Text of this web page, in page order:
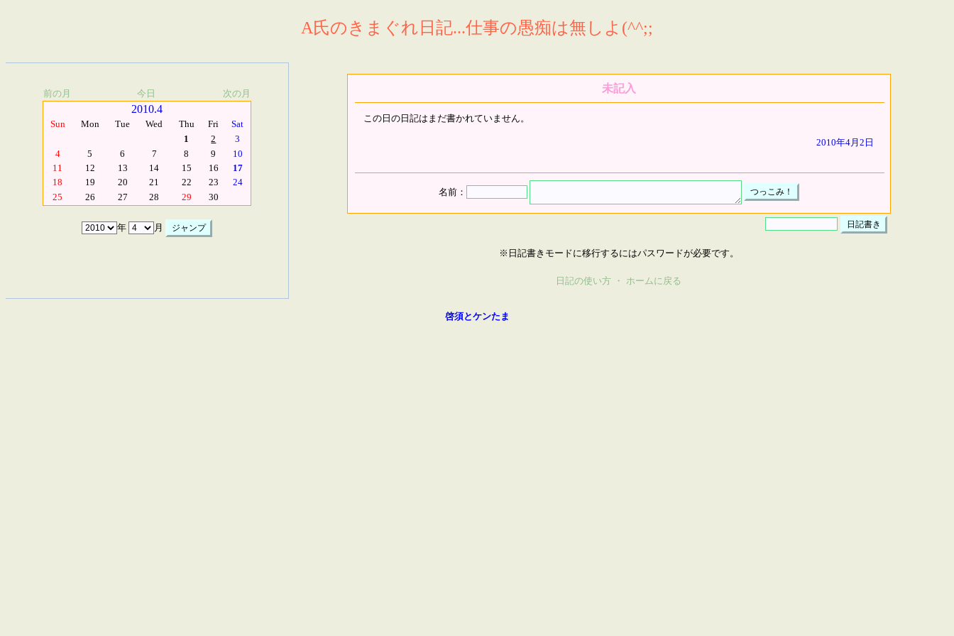
A氏のきまぐれ日記...仕事の愚痴は無しよ(^^;;
前の月 今日 次の月
2010.4
Sun Mon Tue Wed Thu Fri
Sat
1
2
3
4
5 6 7 8 9
10
11
12 13 14 15 16
17
18
19 20 21 22 23
24
25
26 27 28 29 30
年 月
未記入
この日の日記はまだ書かれていません。
2010年4月2日
名前：
※日記書きモードに移行するにはパスワードが必要です。
日記の使い方 ・ ホームに戻る
啓須とケンたま